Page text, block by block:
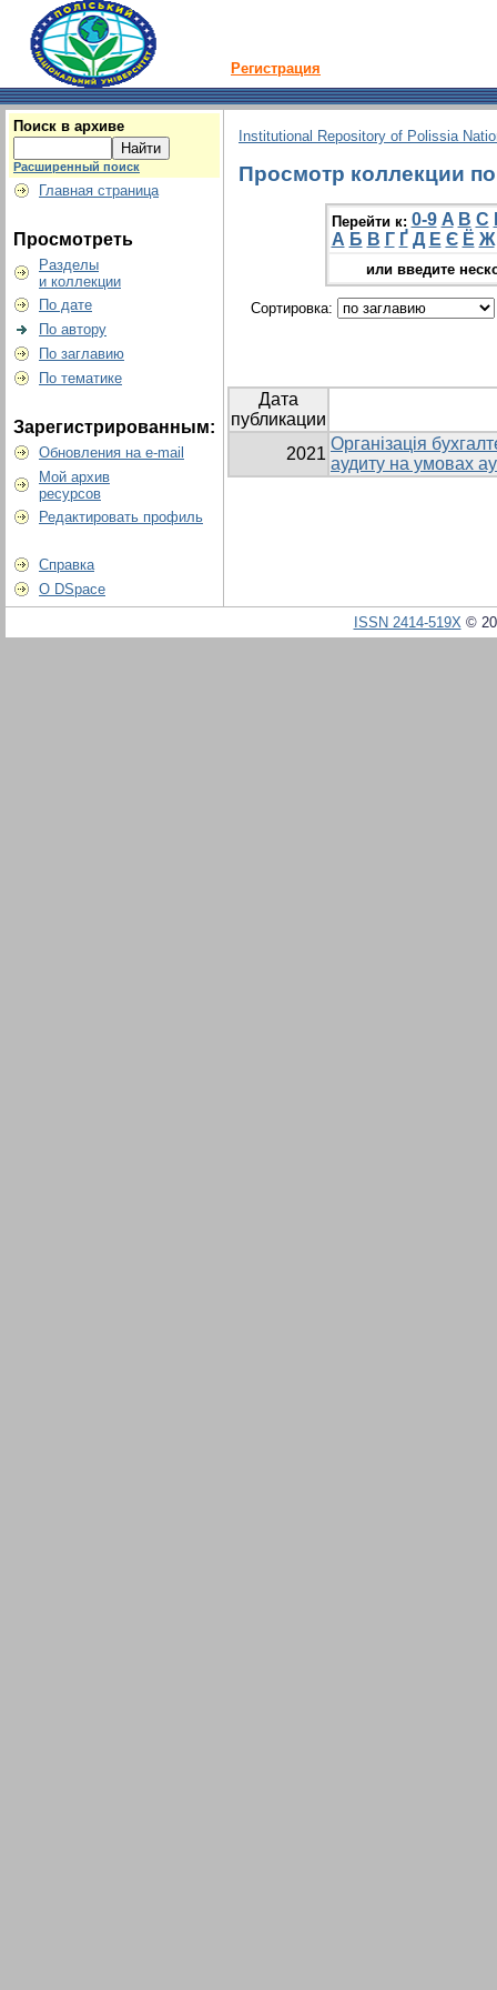
Регистрация
Поиск в архиве
Расширенный поиск
Главная страница
Просмотреть
Разделы
и коллекции
По дате
По автору
По заглавию
По тематике
Зарегистрированным:
Обновления на e-mail
Мой архив
ресурсов
Редактировать профиль
Справка
О DSpace
Institutional Repository of Polissia
Просмотр коллекции
Перейти к: 0-9 A B C
А Б В Г Ґ Д Е Є Ё Ж
или введите
Сортировка:
Дата
публикации
2021
Організація
аудиту на умовах
ISSN 2414-519X©